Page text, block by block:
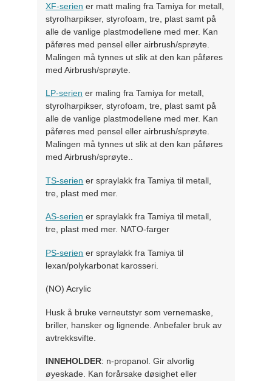
XF-serien er matt maling fra Tamiya for metall,
styrolharpikser, styrofoam, tre, plast samt på
alle de vanlige plastmodellene med mer. Kan
påføres med pensel eller airbrush/sprøyte.
Malingen må tynnes ut slik at den kan påføres
med Airbrush/sprøyte.
LP-serien er maling fra Tamiya for metall,
styrolharpikser, styrofoam, tre, plast samt på
alle de vanlige plastmodellene med mer. Kan
påføres med pensel eller airbrush/sprøyte.
Malingen må tynnes ut slik at den kan påføres
med Airbrush/sprøyte..
TS-serien er spraylakk fra Tamiya til metall,
tre, plast med mer.
AS-serien er spraylakk fra Tamiya til metall,
tre, plast med mer. NATO-farger
PS-serien er spraylakk fra Tamiya til
lexan/polykarbonat karosseri.
(NO) Acrylic
Husk å bruke verneutstyr som vernemaske,
briller, hansker og lignende. Anbefaler bruk av
avtrekksvifte.
INNEHOLDER: n-propanol. Gir alvorlig
øyeskade. Kan forårsake døsighet eller